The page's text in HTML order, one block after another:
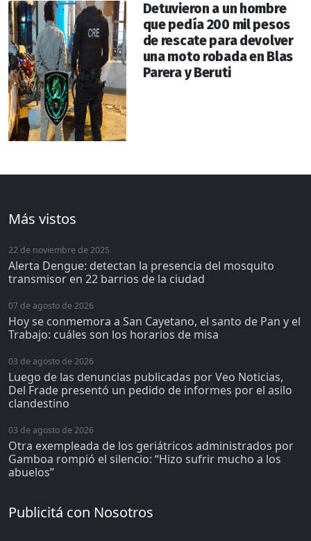
Detuvieron a un hombre
que pedía 200 mil pesos
de rescate para devolver
una moto robada en Blas
Parera y Beruti
Más vistos
22 de noviembre de 2025
Alerta Dengue: detectan la presencia del mosquito
transmisor en 22 barrios de la ciudad
07 de agosto de 2026
Hoy se conmemora a San Cayetano, el santo de Pan y el
Trabajo: cuáles son los horarios de misa
03 de agosto de 2026
Luego de las denuncias publicadas por Veo Noticias,
Del Frade presentó un pedido de informes por el asilo
clandestino
03 de agosto de 2026
Otra exempleada de los geriátricos administrados por
Gamboa rompió el silencio: “Hizo sufrir mucho a los
abuelos”
Publicitá con Nosotros